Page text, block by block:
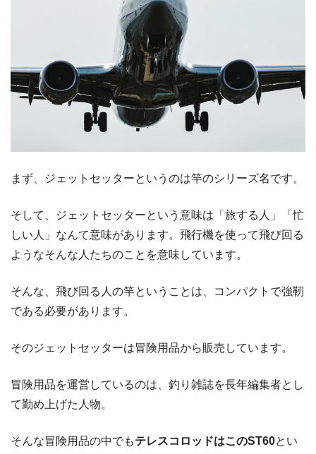
まず、ジェットセッターというのは竿のシリーズ名です。
そして、ジェットセッターという意味は「旅する人」「忙
しい人」なんて意味があります。飛行機を使って飛び回る
ようなそんな人たちのことを意味しています。
そんな、飛び回る人の竿ということは、コンパクトで強靭
である必要があります。
そのジェットセッターは冒険用品から販売しています。
冒険用品を運営しているのは、釣り雑誌を長年編集者とし
て勤め上げた人物。
そんな冒険用品の中でもテレスコロッドはこのST60とい